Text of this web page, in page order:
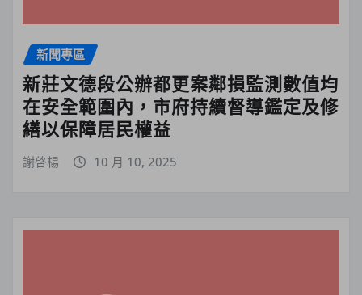
新聞專區
新莊文德段公辦都更案鄰損監測數值均
在安全範圍內，市府持續督導鑑定及修
繕以保障居民權益
謝啓楊 10 月 10, 2025